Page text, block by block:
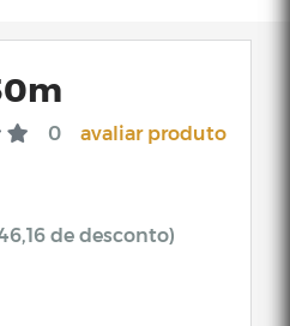
0 avaliar produto
de desconto)